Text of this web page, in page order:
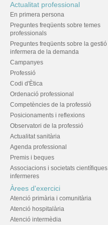
Actualitat professional
En primera persona
Preguntes freqüents sobre temes
professionals
Preguntes freqüents sobre la gestió
infermera de la demanda
Campanyes
Professió
Codi d'Ètica
Ordenació professional
Competències de la professió
Posicionaments i reflexions
Observatori de la professió
Actualitat sanitària
Agenda professional
Premis i beques
Associacions i societats científiques
infermeres
Àrees d'exercici
Atenció primària i comunitària
Atenció hospitalària
Atenció intermèdia